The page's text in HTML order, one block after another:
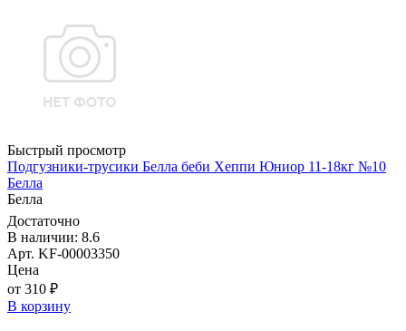
Быстрый просмотр
Подгузники-трусики Белла беби Хеппи Юниор 11-18кг №10
Белла
Белла
Достаточно
В наличии: 8.6
Арт. KF-00003350
Цена
от 310 ₽
В корзину